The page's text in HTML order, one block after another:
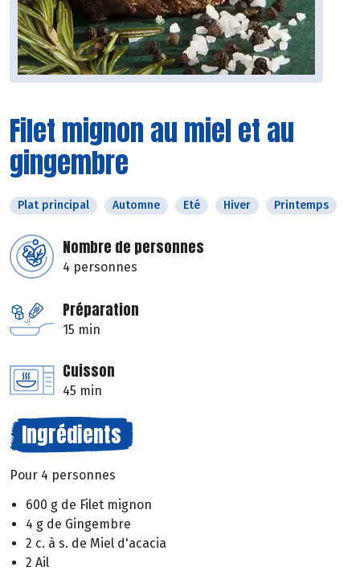
Filet mignon au miel et au
gingembre
Plat principal Automne Eté Hiver Printemps
Nombre de personnes
4 personnes
Préparation
15 min
Cuisson
45 min
Ingrédients
Pour 4 personnes
600 g de Filet mignon
4 g de Gingembre
2 c. à s. de Miel d'acacia
2 Ail